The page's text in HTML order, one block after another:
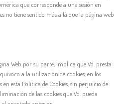
que corresponde a una sesión en
no tiene sentido más allá que la página web
Web por su parte, implica que Vd. presta
a la utilización de cookies, en los
esta Política de Cookies, sin perjuicio de
de las cookies que Vd. pueda